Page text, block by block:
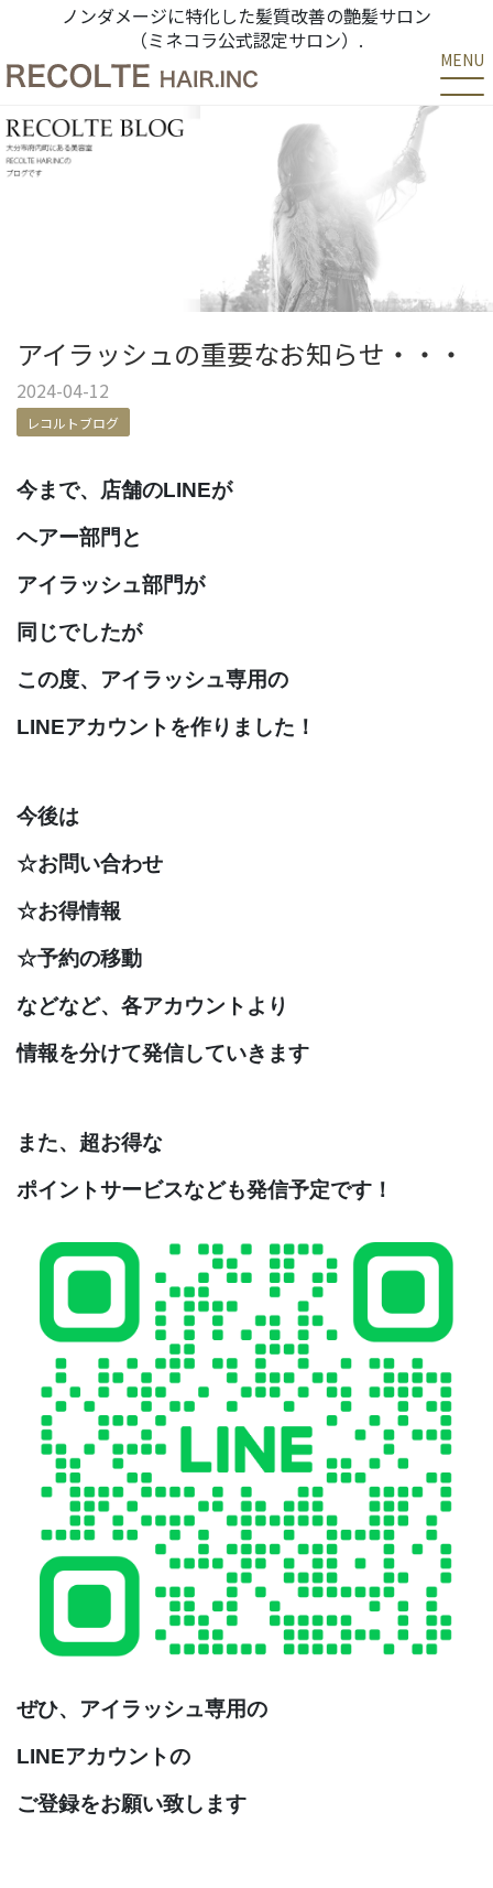
ノンダメージに特化した髪質改善の艶髪サロン
（ミネコラ公式認定サロン）.
MENU
アイラッシュの重要なお知らせ・・・
2024-04-12
レコルトブログ
今まで、店舗のLINEが
ヘアー部門と
アイラッシュ部門が
同じでしたが
この度、アイラッシュ専用の
LINEアカウントを作りました！
今後は
☆お問い合わせ
☆お得情報
☆予約の移動
などなど、各アカウントより
情報を分けて発信していきます
また、超お得な
ポイントサービスなども発信予定です！
ぜひ、 アイラッシュ専用の
LINEアカウントの
ご登録をお願い致します